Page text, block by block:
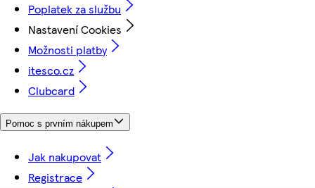
Poplatek za službu
Nastavení Cookies
Možnosti platby
itesco.cz
Clubcard
Pomoc s prvním nákupem
Jak nakupovat
Registrace